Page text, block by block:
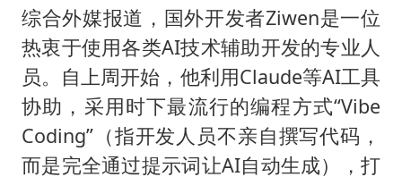
综合外媒报道，国外开发者Ziwen是一位
热衷于使用各类AI技术辅助开发的专业人
员。自上周开始，他利用Claude等AI工具
协助，采用时下最流行的编程方式“Vibe
Coding”（指开发人员不亲自撰写代码，
而是完全通过提示词让AI自动生成），打